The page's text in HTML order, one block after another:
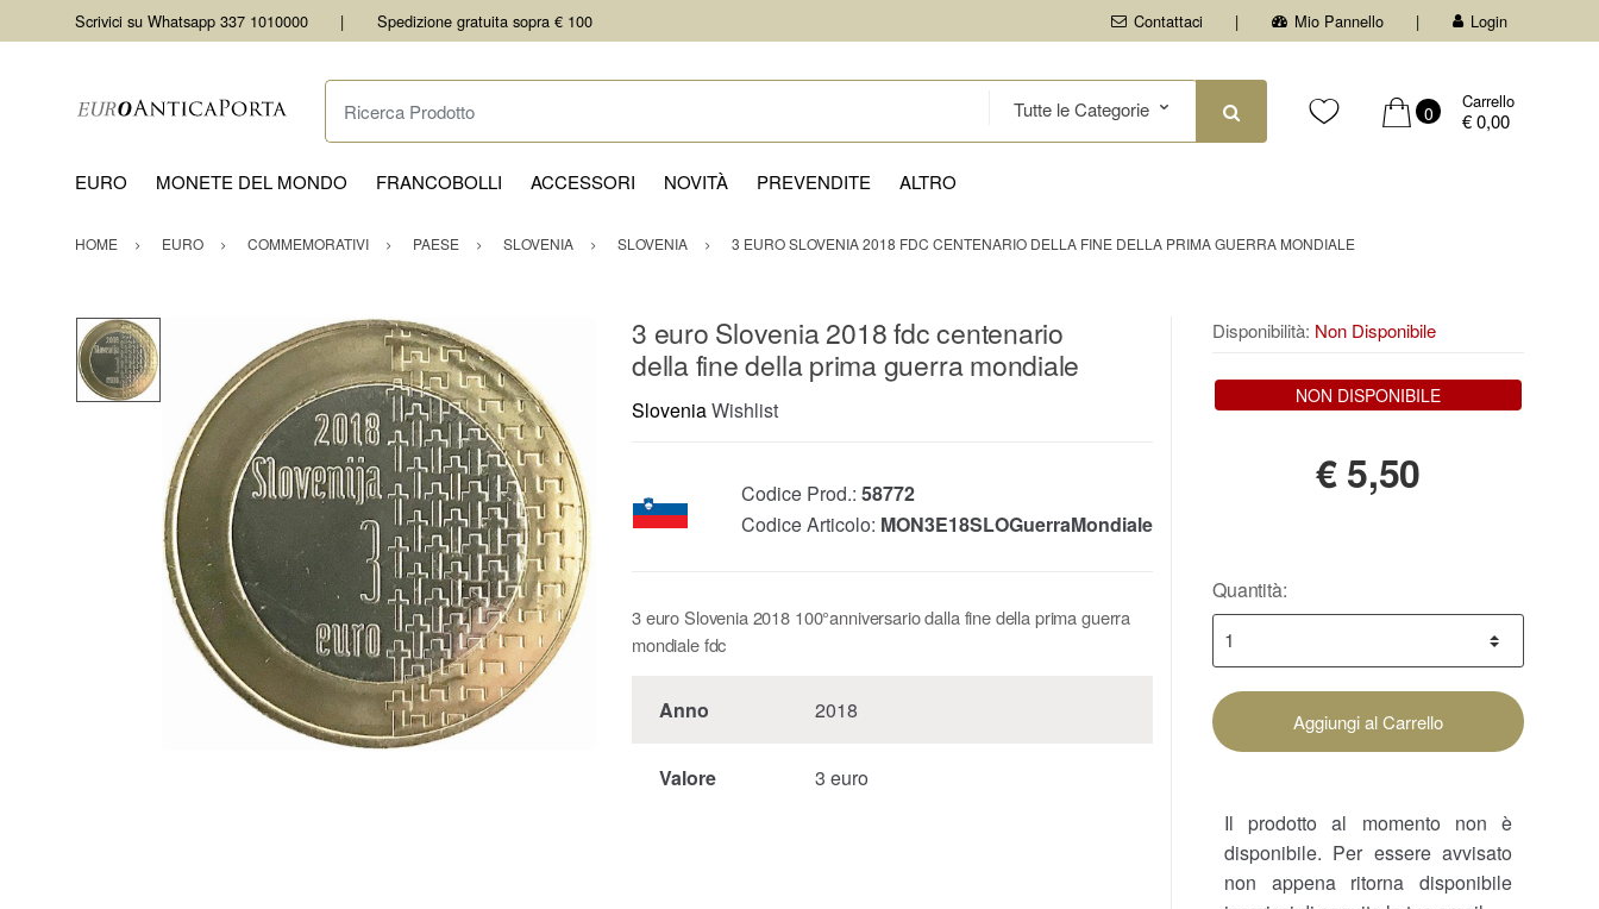
Scrivici su Whatsapp 337 1010000 Spedizione gratuita sopra € 100 Contattaci Mio Pannello Login
Ricerca Prodotto
0
Carrello
€ 0,00
EURO MONETE DEL MONDO FRANCOBOLLI ACCESSORI NOVITÀ PREVENDITE ALTRO
HOME EURO COMMEMORATIVI PAESE SLOVENIA SLOVENIA 3 EURO SLOVENIA 2018 FDC CENTENARIO DELLA FINE DELLA PRIMA GUERRA MONDIALE
3 euro Slovenia 2018 fdc centenario
della fine della prima guerra mondiale
SloveniaWishlist
Codice Prod.: 58772
Codice Articolo: MON3E18SLOGuerraMondiale
3 euro Slovenia 2018 100°anniversario dalla fine della prima guerra
mondiale fdc
Anno 2018
Valore 3 euro
Disponibilità: Non Disponibile
NON DISPONIBILE
€5,50
Quantità:
Aggiungi al Carrello
Il prodotto al momento non è
disponibile. Per essere avvisato
non appena ritorna disponibile